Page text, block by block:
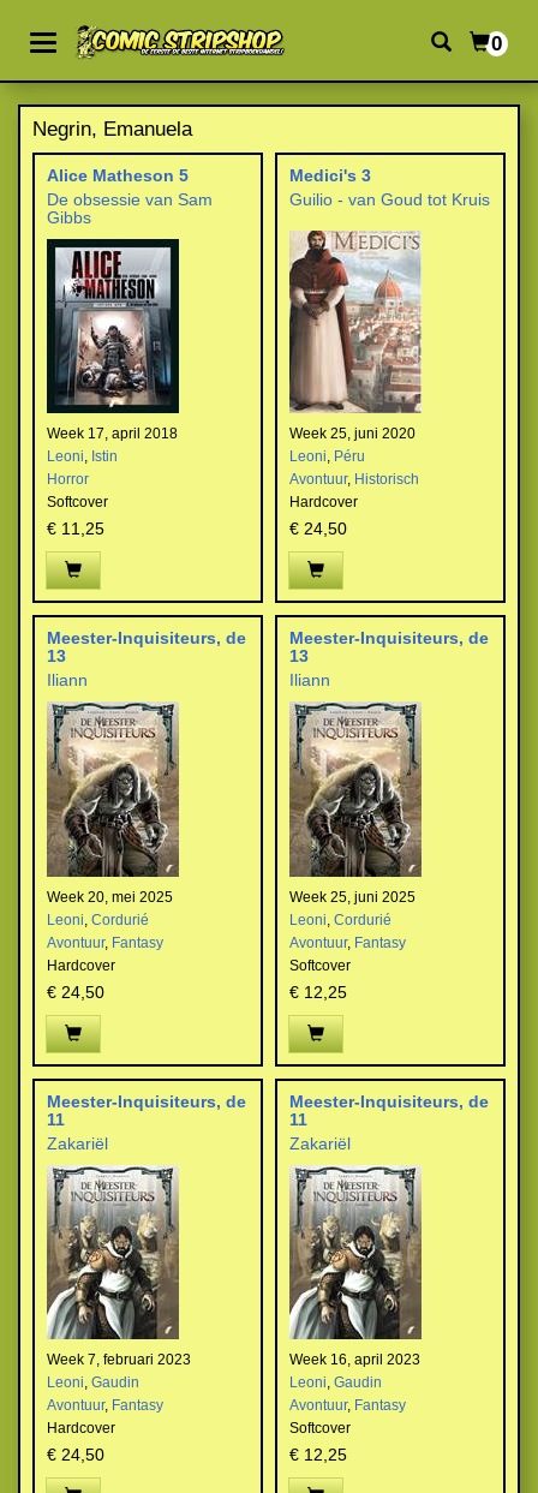
0
Negrin, Emanuela
Alice Matheson 5
De obsessie van Sam
Gibbs
Week 17, april 2018
Leoni, Istin
Horror
Softcover
€ 11,25
Medici's 3
Guilio - van Goud tot Kruis
Week 25, juni 2020
Leoni, Péru
Avontuur, Historisch
Hardcover
€ 24,50
Meester-Inquisiteurs, de
13
Iliann
Week 20, mei 2025
Leoni, Cordurié
Avontuur, Fantasy
Hardcover
€ 24,50
Meester-Inquisiteurs, de
13
Iliann
Week 25, juni 2025
Leoni, Cordurié
Avontuur, Fantasy
Softcover
€ 12,25
Meester-Inquisiteurs, de
11
Zakariël
Week 7, februari 2023
Leoni, Gaudin
Avontuur, Fantasy
Hardcover
€ 24,50
Meester-Inquisiteurs, de
11
Zakariël
Week 16, april 2023
Leoni, Gaudin
Avontuur, Fantasy
Softcover
€ 12,25